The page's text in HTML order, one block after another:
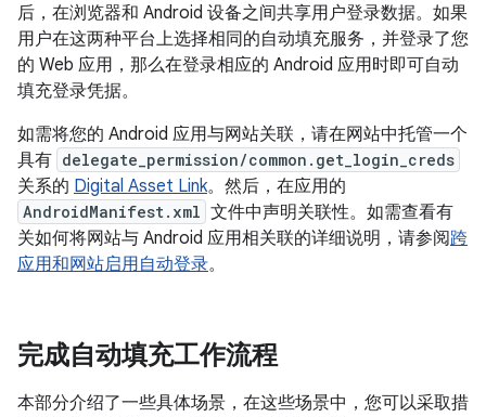
后，在浏览器和 Android 设备之间共享用户登录数据。如果
用户在这两种平台上选择相同的自动填充服务，并登录了您
的 Web 应用，那么在登录相应的 Android 应用时即可自动
填充登录凭据。
如需将您的 Android 应用与网站关联，请在网站中托管一个
具有 delegate_permission/common.get_login_creds
关系的 Digital Asset Link。然后，在应用的
AndroidManifest.xml 文件中声明关联性。如需查看有
关如何将网站与 Android 应用相关联的详细说明，请参阅跨
应用和网站启用自动登录。
完成自动填充工作流程
本部分介绍了一些具体场景，在这些场景中，您可以采取措